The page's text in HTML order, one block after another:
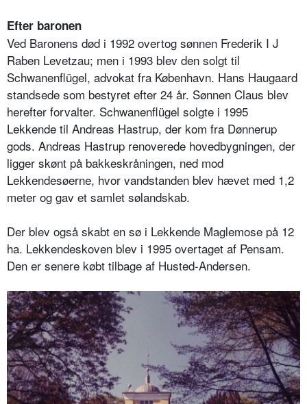
Efter baronen
Ved Baronens død i 1992 overtog sønnen Frederik I J
Raben Levetzau; men i 1993 blev den solgt til
Schwanenflügel, advokat fra København. Hans Haugaard
standsede som bestyret efter 24 år. Sønnen Claus blev
herefter forvalter. Schwanenflügel solgte i 1995
Lekkende til Andreas Hastrup, der kom fra Dønnerup
gods. Andreas Hastrup renoverede hovedbygningen, der
ligger skønt på bakkeskråningen, ned mod
Lekkendesøerne, hvor vandstanden blev hævet med 1,2
meter og gav et samlet sølandskab.
Der blev også skabt en sø i Lekkende Maglemose på 12
ha. Lekkendeskoven blev i 1995 overtaget af Pensam.
Den er senere købt tilbage af Husted-Andersen.